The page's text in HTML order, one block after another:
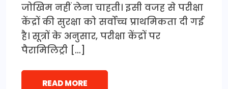
जोखिम नहीं लेना चाहती। इसी वजह से परीक्षा
केंद्रों की सुरक्षा को सर्वोच्च प्राथमिकता दी गई
है। सूत्रों के अनुसार, परीक्षा केंद्रों पर
पैरामिलिट्री […]
READ MORE